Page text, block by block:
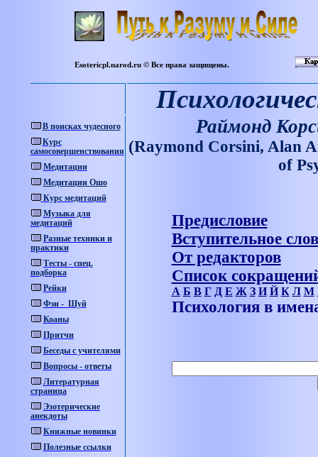
Esotericpl.narod.ru © Все права защищены.
В поисках чудесного
Курс
самосовершенствования
Медитации
Медитации Ошо
Курс медитаций
Музыка для
медитаций
Разные техники и
практики
Тесты - спец.
подборка
Рейки
Фэн - Шуй
Коаны
Притчи
Беседы с учителями
Вопросы - ответы
Литературная
страница
Эзотерические
анекдоты
Книжные новинки
Полезные ссылки
Раймонд
(Raymond Corsini, Alan
оf
Предисловие
Вступительное
От редакторов
Список
А Б В Г Д Е Ж З И Й К Л М
Психология в